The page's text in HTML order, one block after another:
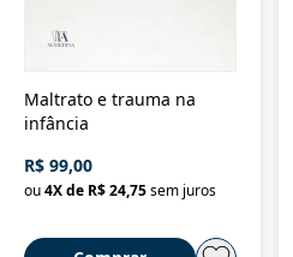
Maltrato e trauma na
infância
R$ 99,00
ou4X de R$ 24,75sem juros